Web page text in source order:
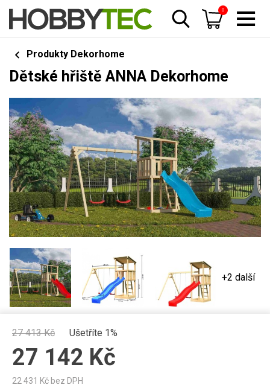
0
Produkty Dekorhome
Dětské hřiště ANNA Dekorhome
+2 další
27 413Kč Ušetříte 1%
27 142 Kč
22 431 Kč bez DPH